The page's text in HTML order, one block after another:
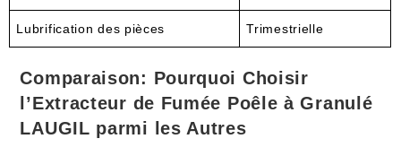
Lubrification des pièces Trimestrielle
Comparaison: Pourquoi Choisir
l’Extracteur de Fumée Poêle à Granulé
LAUGIL parmi les Autres